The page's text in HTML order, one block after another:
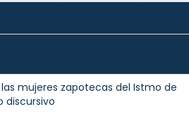
mujeres zapotecas del Istmo de
discursivo